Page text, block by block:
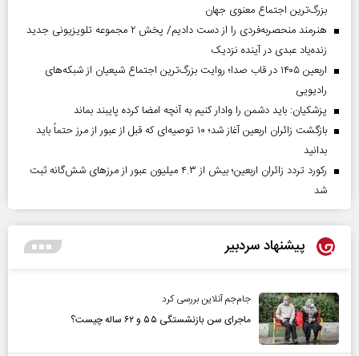
بزرگ‌ترین اجتماع معنوی جهان
هنرمند منحصر‌به‌فردی را از دست دادیم/ پخش ۲ مجموعه تلویزیونی جدید
زنده‌یاد عبدی در آینده نزدیک
اربعین ۱۴۰۵ در قاب صدا؛ روایت بزرگ‌ترین اجتماع شیعیان از شبکه‌های
رادیویی
پزشکیان: باید دشمن را وادار کنیم به آنچه امضا کرده پایبند بماند
بازگشت زائران اربعین آغاز شد؛ ۱۰ توصیه‌ای که قبل از عبور از مرز حتماً باید
بدانید
رکورد تردد زائران اربعین؛ بیش از ۴.۳ میلیون عبور از مرزهای شش‌گانه ثبت
شد
پیشنهاد سردبیر
جام‌جم آنلاین بررسی کرد
ماجرای سن بازنشستگی ۵۵ و ۶۲ ساله چیست؟